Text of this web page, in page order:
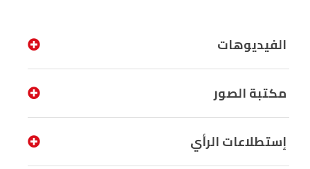
الفيديوهات
مكتبة الصور
إستطلاعات الرأي